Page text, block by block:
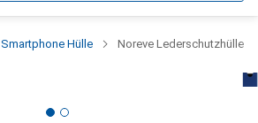
Smartphone Hülle Noreve Lederschutzhülle